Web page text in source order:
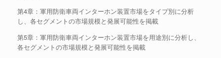
第4章：軍用防衛車両インターホン装置市場をタイプ別に分析
し、各セグメントの市場規模と発展可能性を掲載
第5章：軍用防衛車両インターホン装置市場を用途別に分析し、
各セグメントの市場規模と発展可能性を掲載